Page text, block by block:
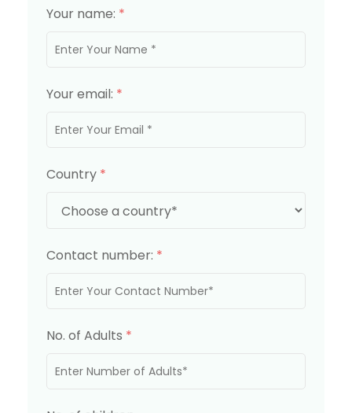
Your name: *
Your email: *
Country *
Contact number: *
No. of Adults *